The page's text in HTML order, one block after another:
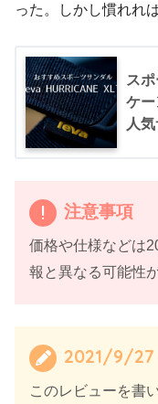
った。しかし慣れれ
ス
ケ
人
注意事項
価格や仕様などは
報と異なる可能性
2021/9/27
このレビューを書